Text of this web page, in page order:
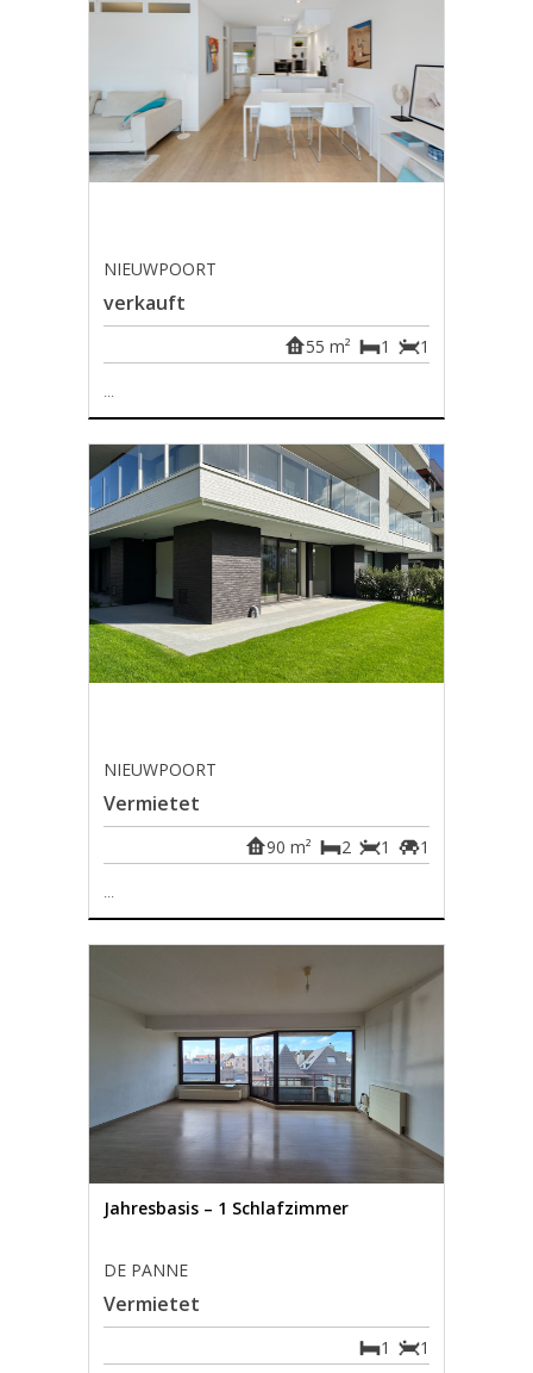
NIEUWPOORT
verkauft
1
1
55 m²
...
NIEUWPOORT
Vermietet
1
1
2
90 m²
...
Jahresbasis – 1 Schlafzimmer
DE PANNE
Vermietet
1
1